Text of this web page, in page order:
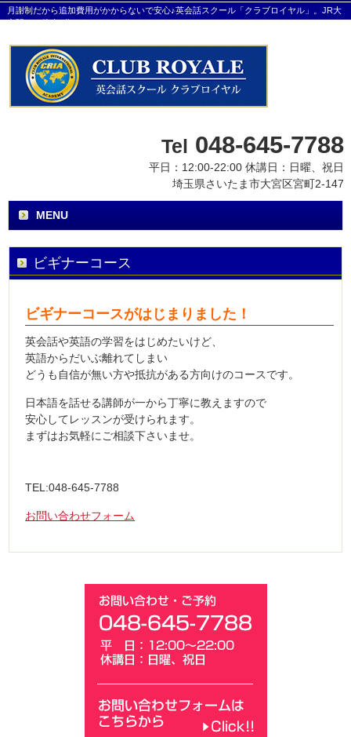
月謝制だから追加費用がかからないで安心♪英会話スクール「クラブロイヤル」。JR大
宮駅から徒歩8分です。
Tel 048-645-7788
平日：12:00-22:00 休講日：日曜、祝日
埼玉県さいたま市大宮区宮町2-147
MENU
ビギナーコース
ビギナーコースがはじまりました！
英会話や英語の学習をはじめたいけど、
英語からだいぶ離れてしまい
どうも自信が無い方や抵抗がある方向けのコースです。
日本語を話せる講師が一から丁寧に教えますので
安心してレッスンが受けられます。
まずはお気軽にご相談下さいませ。
TEL:048-645-7788
お問い合わせフォーム